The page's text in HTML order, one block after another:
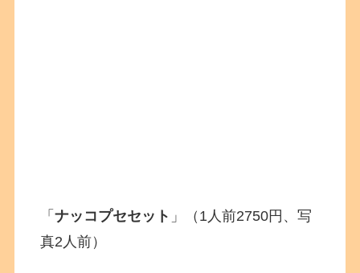
「ナッコプセセット 」（1人前2750円、写
真2人前）